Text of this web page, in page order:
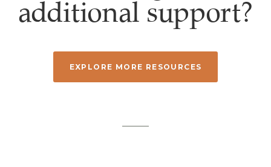
additional support?
EXPLORE MORE RESOURCES